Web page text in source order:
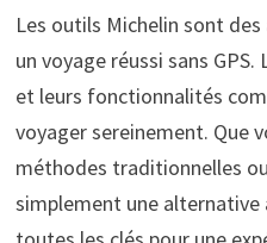
Les outils Michelin sont
un voyage réussi sans
et leurs fonctionnalités
voyager sereinement. Que
méthodes traditionnelles
simplement une alternative